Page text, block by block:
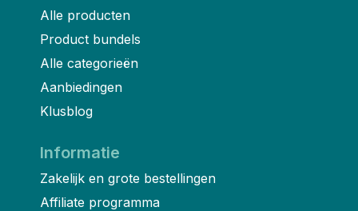
Alle producten
Product bundels
Alle categorieën
Aanbiedingen
Klusblog
Informatie
Zakelijk en grote bestellingen
Affiliate programma